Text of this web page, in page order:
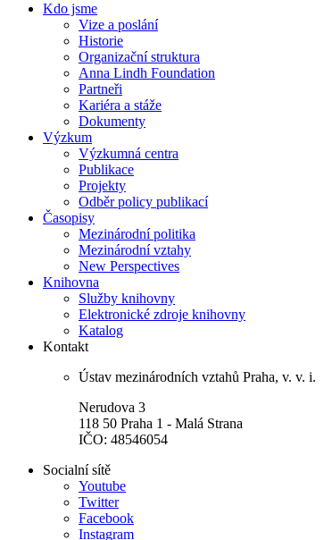
Kdo jsme
Vize a poslání
Historie
Organizační struktura
Anna Lindh Foundation
Partneři
Kariéra a stáže
Dokumenty
Výzkum
Výzkumná centra
Publikace
Projekty
Odběr policy publikací
Časopisy
Mezinárodní politika
Mezinárodní vztahy
New Perspectives
Knihovna
Služby knihovny
Elektronické zdroje knihovny
Katalog
Kontakt
Ústav mezinárodních vztahů Praha, v. v. i.
Nerudova 3
118 50 Praha 1 - Malá Strana
IČO: 48546054
Socialní sítě
Youtube
Twitter
Facebook
Instagram